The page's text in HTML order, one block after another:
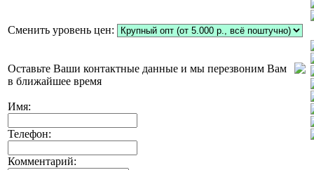
Сменить уровень цен:
Оставьте Ваши контактные данные и мы перезвоним Вам
в ближайшее время
Имя:
Телефон:
Комментарий: